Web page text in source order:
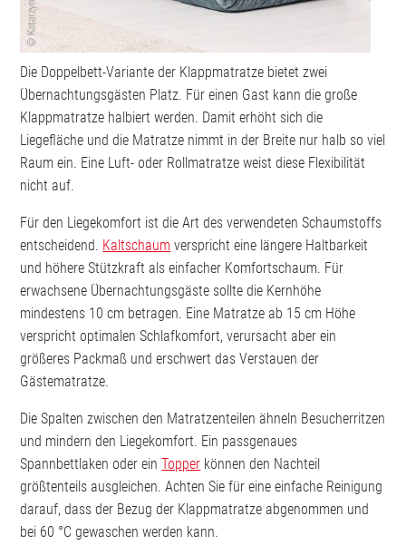
Die Doppelbett-Variante der Klappmatratze bietet zwei
Übernachtungsgästen Platz. Für einen Gast kann die große
Klappmatratze halbiert werden. Damit erhöht sich die
Liegefläche und die Matratze nimmt in der Breite nur halb so viel
Raum ein. Eine Luft- oder Rollmatratze weist diese Flexibilität
nicht auf.
Für den Liegekomfort ist die Art des verwendeten Schaumstoffs
entscheidend. Kaltschaum verspricht eine längere Haltbarkeit
und höhere Stützkraft als einfacher Komfortschaum. Für
erwachsene Übernachtungsgäste sollte die Kernhöhe
mindestens 10 cm betragen. Eine Matratze ab 15 cm Höhe
verspricht optimalen Schlafkomfort, verursacht aber ein
größeres Packmaß und erschwert das Verstauen der
Gästematratze.
Die Spalten zwischen den Matratzenteilen ähneln Besucherritzen
und mindern den Liegekomfort. Ein passgenaues
Spannbettlaken oder einTopper können den Nachteil
größtenteils ausgleichen. Achten Sie für eine einfache Reinigung
darauf, dass der Bezug der Klappmatratze abgenommen und
bei 60 °C gewaschen werden kann.